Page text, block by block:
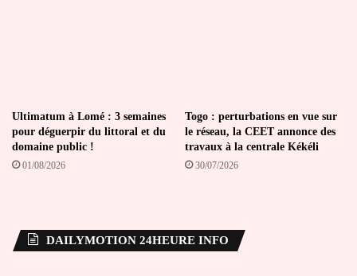
Ultimatum à Lomé : 3 semaines
pour déguerpir du littoral et du
domaine public !
01/08/2026
Togo : perturbations en vue sur
le réseau, la CEET annonce des
travaux à la centrale Kékéli
30/07/2026
DAILYMOTION 24HEURE INFO